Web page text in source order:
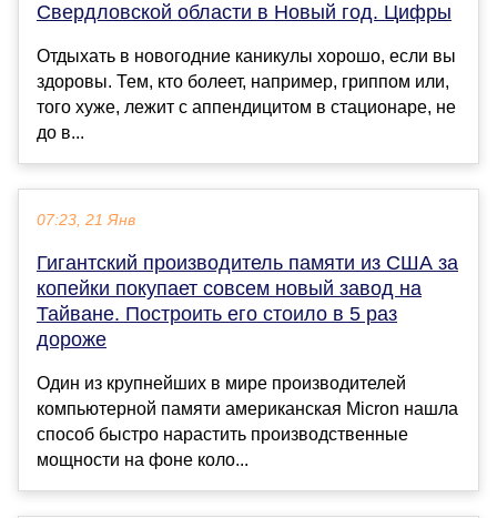
Свердловской области в Новый год. Цифры
Отдыхать в новогодние каникулы хорошо, если вы
здоровы. Тем, кто болеет, например, гриппом или,
того хуже, лежит с аппендицитом в стационаре, не
до в...
07:23, 21 Янв
Гигантский производитель памяти из США за
копейки покупает совсем новый завод на
Тайване. Построить его стоило в 5 раз
дороже
Один из крупнейших в мире производителей
компьютерной памяти американская Micron нашла
способ быстро нарастить производственные
мощности на фоне коло...